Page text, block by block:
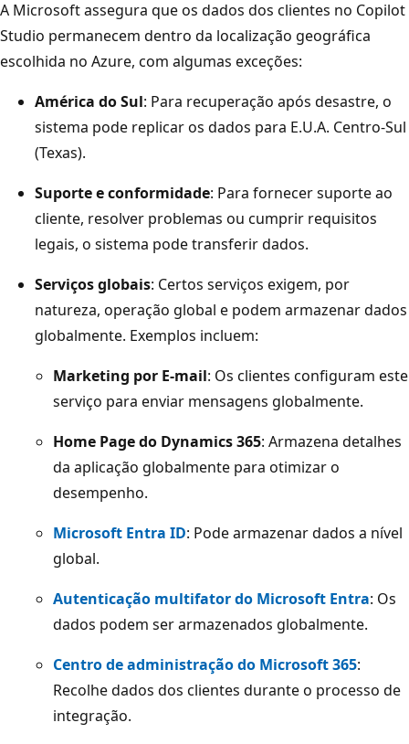
A Microsoft assegura que os dados dos clientes no Copilot
Studio permanecem dentro da localização geográfica
escolhida no Azure, com algumas exceções:
América do Sul: Para recuperação após desastre, o
sistema pode replicar os dados para E.U.A. Centro-Sul
(Texas).
Suporte e conformidade: Para fornecer suporte ao
cliente, resolver problemas ou cumprir requisitos
legais, o sistema pode transferir dados.
Serviços globais: Certos serviços exigem, por
natureza, operação global e podem armazenar dados
globalmente. Exemplos incluem:
Marketing por E-mail: Os clientes configuram este
serviço para enviar mensagens globalmente.
Home Page do Dynamics 365: Armazena detalhes
da aplicação globalmente para otimizar o
desempenho.
Microsoft Entra ID: Pode armazenar dados a nível
global.
Autenticação multifator do Microsoft Entra: Os
dados podem ser armazenados globalmente.
Centro de administração do Microsoft 365:
Recolhe dados dos clientes durante o processo de
integração.